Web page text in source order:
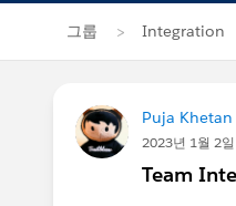
그룹 Integration
Puja
2023년 1월 2
Team